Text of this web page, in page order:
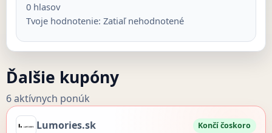
0hlasov
Tvoje hodnotenie: Zatiaľ nehodnotené
Ďalšie kupóny
6 aktívnych ponúk
Lumories.sk Končí čoskoro